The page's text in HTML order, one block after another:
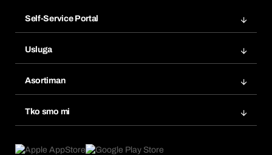
Self-Service Portal
Popisi želja
Ponovno naručivanje
Pretplate
Usluga
Tražitelji proizvoda
Asortiman
Tko smo mi
Što nas pokreće